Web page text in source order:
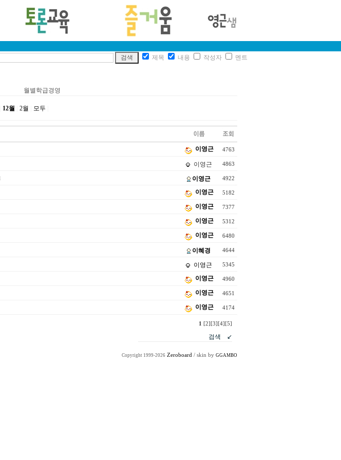
제목 내용 작성자 멘트
월별학급경영
12월 2월 모두
이영근 4763
이영근 4863
이영근 4922
이영근 5182
이영근 7377
이영근 5312
이영근 6480
이혜경 4644
이영근 5345
이영근 4960
이영근 4651
이영근 4174
1 [2] [3] [4] [5]
Copyright 1999-2026 Zeroboard / skin by GGAMBO